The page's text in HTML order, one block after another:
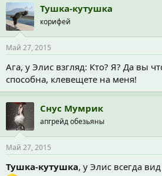
Тушка-кутушка
корифей
Май 27, 2015
Ага, у Элис взгляд: Кто? Я? Да вы
способна, клевещете на меня!
Снус Мумрик
апгрейд обезьяны
Май 27, 2015
Тушка-кутушка, у Элис всегда